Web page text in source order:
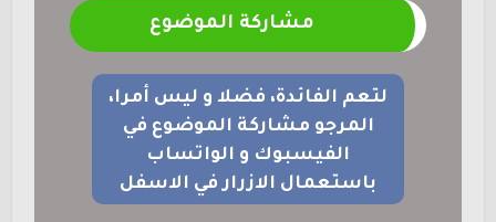
مشاركة الموضوع
لتعم الفائدة، فضلا و ليس أمرا،
المرجو مشاركة الموضوع في
الفيسبوك و الواتساب
باستعمال الازرار في الاسفل